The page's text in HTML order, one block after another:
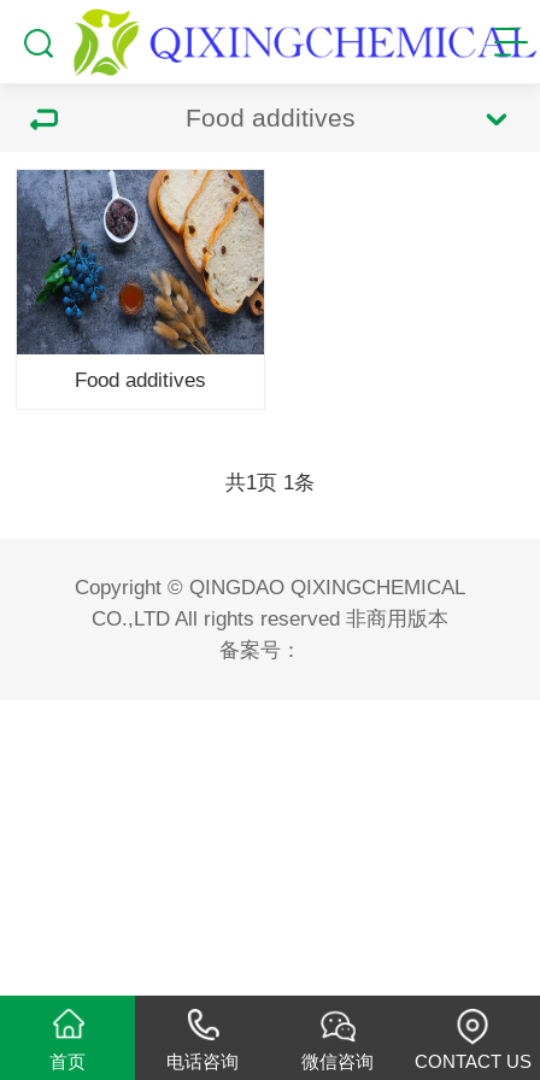
Food additives
Food additives
共1页 1条
Copyright © QINGDAO QIXINGCHEMICAL
CO.,LTD All rights reserved 非商用版本
备案号：
首页 电话咨询 微信咨询 CONTACT US